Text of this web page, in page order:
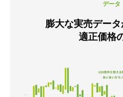
データ
膨大な実売データ
適正価格